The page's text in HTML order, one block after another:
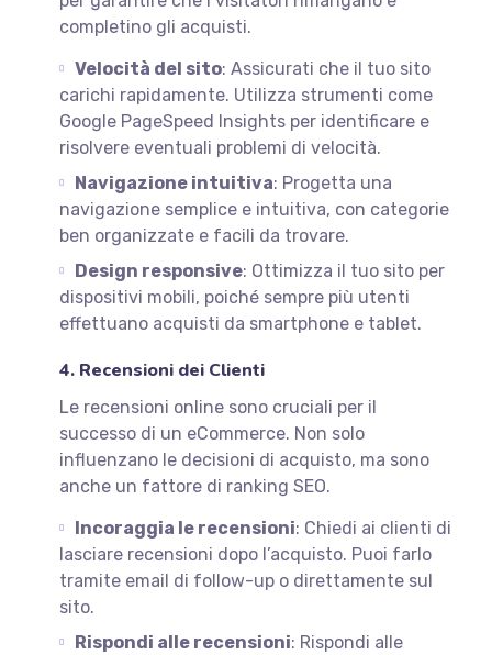
completino gli acquisti.
Velocità del sito: Assicurati che il tuo sito
carichi rapidamente. Utilizza strumenti come
Google PageSpeed Insights per identificare e
risolvere eventuali problemi di velocità.
Navigazione intuitiva: Progetta una
navigazione semplice e intuitiva, con categorie
ben organizzate e facili da trovare.
Design responsive: Ottimizza il tuo sito per
dispositivi mobili, poiché sempre più utenti
effettuano acquisti da smartphone e tablet.
4. Recensioni dei Clienti
Le recensioni online sono cruciali per il
successo di un eCommerce. Non solo
influenzano le decisioni di acquisto, ma sono
anche un fattore di ranking SEO.
Incoraggia le recensioni: Chiedi ai clienti di
lasciare recensioni dopo l’acquisto. Puoi farlo
tramite email di follow-up o direttamente sul
sito.
Rispondi alle recensioni: Rispondi alle